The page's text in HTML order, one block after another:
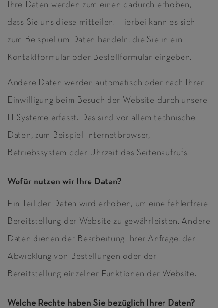
Ihre Daten werden zum einen dadurch erhoben,
dass Sie uns diese mitteilen. Hierbei kann es sich
zum Beispiel um Daten handeln, die Sie in ein
Kontaktformular oder Bestellformular eingeben.
Andere Daten werden automatisch oder nach Ihrer
Einwilligung beim Besuch der Website durch unsere
IT-Systeme erfasst. Das sind vor allem technische
Daten, zum Beispiel Internetbrowser,
Betriebssystem oder Uhrzeit des Seitenaufrufs.
Wofür nutzen wir Ihre Daten?
Ein Teil der Daten wird erhoben, um eine fehlerfreie
Bereitstellung der Website zu gewährleisten. Andere
Daten dienen der Bearbeitung Ihrer Anfrage, der
Abwicklung von Bestellungen oder der
Bereitstellung einzelner Funktionen der Website.
Welche Rechte haben Sie bezüglich Ihrer Daten?